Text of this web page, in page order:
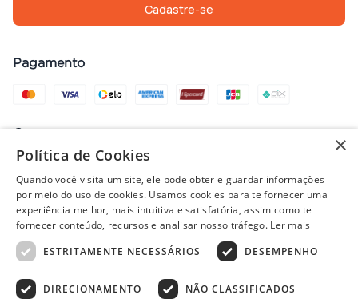
Cadastre-se
Pagamento
Compra com segurança
Preços, promoções, condições de pagamento e frete válidos apenas
para compras no site. Em caso de divergência, prevalece o valor do
carrinho no fechamento do pedido. Vendas sujeitas à análise e
disponibilidade de estoque. Imagens ilustrativas.
×
Política de Cookies
Quando você visita um site, ele pode obter e guardar informações
por meio do uso de cookies. Usamos cookies para te fornecer uma
experiência melhor, mais intuitiva e satisfatória, assim como te
fornecer conteúdo, recursos e analisar nosso tráfego. Ler mais
ESTRITAMENTE NECESSÁRIOS
DESEMPENHO
DIRECIONAMENTO NÃO CLASSIFICADOS